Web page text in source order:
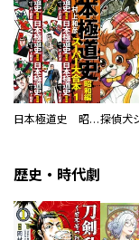
日本極道史 昭和編 スーパー大合本
歴史・時代劇